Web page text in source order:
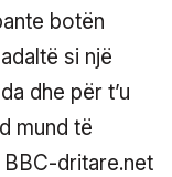
botën
si një
dhe për t’u
mund të
dritare.net